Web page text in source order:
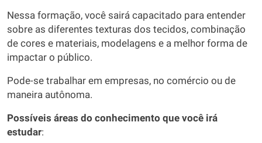
Nessa formação, você sairá capacitado para entender
sobre as diferentes texturas dos tecidos, combinação
de cores e materiais, modelagens e a melhor forma de
impactar o público.
Pode-se trabalhar em empresas, no comércio ou de
maneira autônoma.
Possíveis áreas do conhecimento que você irá
estudar: